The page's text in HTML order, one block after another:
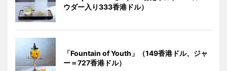
ウダー入り333香港ドル）
「Fountain of Youth」（149香港ドル、ジャ
ー＝727香港ドル）